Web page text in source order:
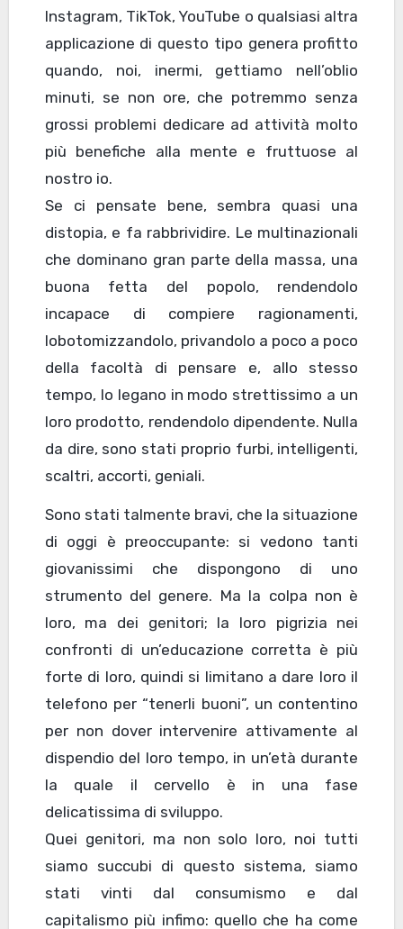
Instagram, TikTok, YouTube o qualsiasi altra
applicazione di questo tipo genera profitto
quando, noi, inermi, gettiamo nell’oblio
minuti, se non ore, che potremmo senza
grossi problemi dedicare ad attività molto
più benefiche alla mente e fruttuose al
nostro io.
Se ci pensate bene, sembra quasi una
distopia, e fa rabbrividire. Le multinazionali
che dominano gran parte della massa, una
buona fetta del popolo, rendendolo
incapace di compiere ragionamenti,
lobotomizzandolo, privandolo a poco a poco
della facoltà di pensare e, allo stesso
tempo, lo legano in modo strettissimo a un
loro prodotto, rendendolo dipendente. Nulla
da dire, sono stati proprio furbi, intelligenti,
scaltri, accorti, geniali.
Sono stati talmente bravi, che la situazione
di oggi è preoccupante: si vedono tanti
giovanissimi che dispongono di uno
strumento del genere. Ma la colpa non è
loro, ma dei genitori; la loro pigrizia nei
confronti di un’educazione corretta è più
forte di loro, quindi si limitano a dare loro il
telefono per “tenerli buoni”, un contentino
per non dover intervenire attivamente al
dispendio del loro tempo, in un’età durante
la quale il cervello è in una fase
delicatissima di sviluppo.
Quei genitori, ma non solo loro, noi tutti
siamo succubi di questo sistema, siamo
stati vinti dal consumismo e dal
capitalismo più infimo: quello che ha come